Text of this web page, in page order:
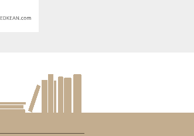
include/article/show.php
in a future
domains/keedkean.com/public_html/include/
ณ